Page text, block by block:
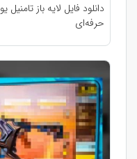
دانلود فایل لایه باز
حرفه‌ای